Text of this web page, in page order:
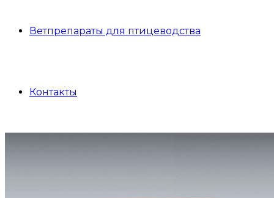
Ветпрепараты для птицеводства
Контакты